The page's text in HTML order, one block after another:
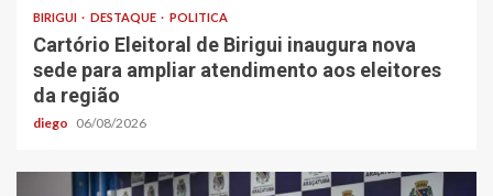
BIRIGUI DESTAQUE POLITICA
Cartório Eleitoral de Birigui inaugura nova
sede para ampliar atendimento aos eleitores
da região
diego 06/08/2026